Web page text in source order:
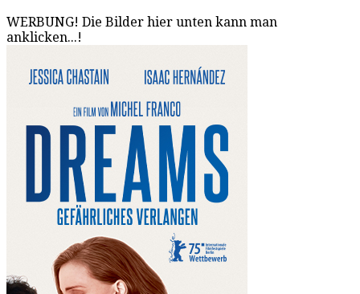
WERBUNG! Die Bilder hier unten kann man
anklicken...!